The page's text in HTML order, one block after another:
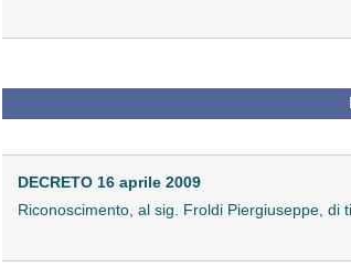
DECRETO 16 aprile 2009
Riconoscimento, al sig. Froldi Piergiuseppe,